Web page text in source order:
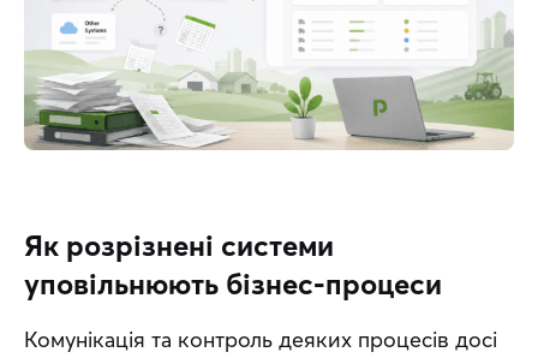
Як розрізнені системи
уповільнюють бізнес-процеси
Комунікація та контроль деяких процесів досі